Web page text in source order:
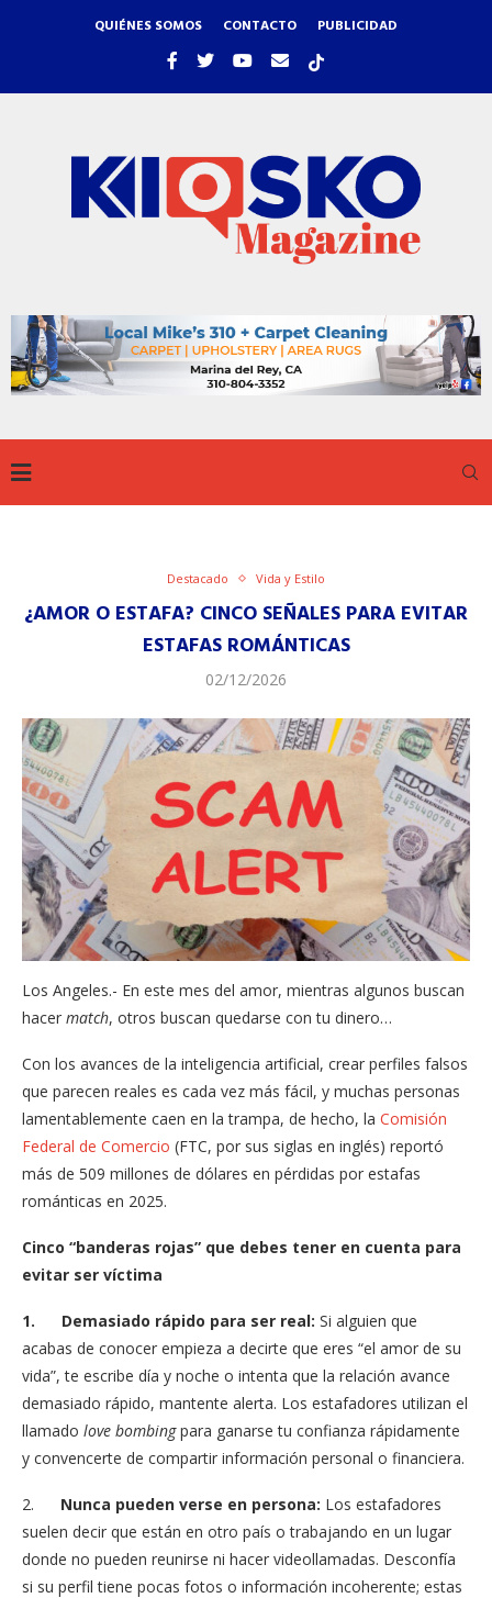
QUIÉNES SOMOS CONTACTO PUBLICIDAD
Destacado Vida y Estilo
¿AMOR O ESTAFA? CINCO SEÑALES PARA EVITAR
ESTAFAS ROMÁNTICAS
02/12/2026
Los Angeles.- En este mes del amor, mientras algunos buscan
hacer match, otros buscan quedarse con tu dinero…
Con los avances de la inteligencia artificial, crear perfiles falsos
que parecen reales es cada vez más fácil, y muchas personas
lamentablemente caen en la trampa, de hecho, la Comisión
Federal de Comercio (FTC, por sus siglas en inglés) reportó
más de 509 millones de dólares en pérdidas por estafas
románticas en 2025.
Cinco “banderas rojas” que debes tener en cuenta para
evitar ser víctima
1. Demasiado rápido para ser real: Si alguien que
acabas de conocer empieza a decirte que eres “el amor de su
vida”, te escribe día y noche o intenta que la relación avance
demasiado rápido, mantente alerta. Los estafadores utilizan el
llamado love bombingpara ganarse tu confianza rápidamente
y convencerte de compartir información personal o financiera.
2. Nunca pueden verse en persona: Los estafadores
suelen decir que están en otro país o trabajando en un lugar
donde no pueden reunirse ni hacer videollamadas. Desconfía
si su perfil tiene pocas fotos o información incoherente; estas